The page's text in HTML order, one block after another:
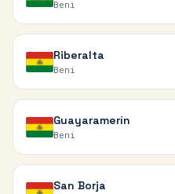
Beni
Riberalta
Beni
Guayaramerín
Beni
San Borja